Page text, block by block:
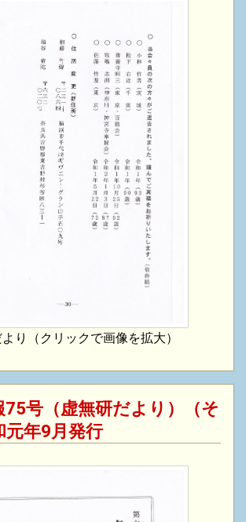
り（クリックで画像を拡大）
75号（虚無研だより）（そ
元年9月発行